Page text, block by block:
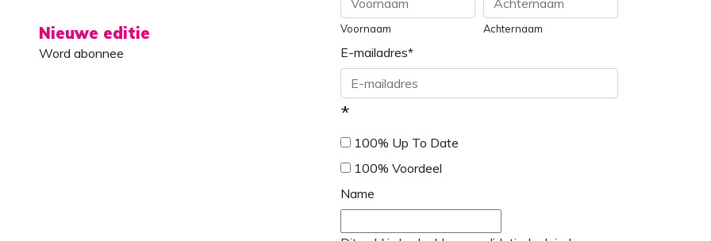
Nieuwe editie
Word abonnee
Voornaam Achternaam
E-mailadres*
*
100% Up To Date
100% Voordeel
Name